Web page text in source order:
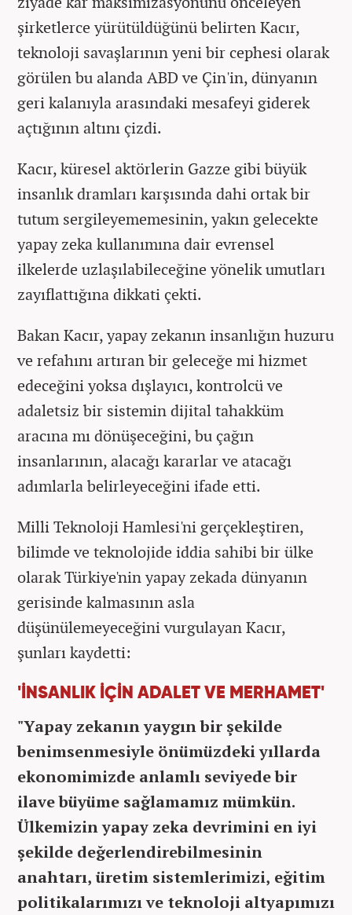
şirketlerce yürütüldüğünü belirten Kacır,
teknoloji savaşlarının yeni bir cephesi olarak
görülen bu alanda ABD ve Çin'in, dünyanın
geri kalanıyla arasındaki mesafeyi giderek
açtığının altını çizdi.
Kacır, küresel aktörlerin Gazze gibi büyük
insanlık dramları karşısında dahi ortak bir
tutum sergileyememesinin, yakın gelecekte
yapay zeka kullanımına dair evrensel
ilkelerde uzlaşılabileceğine yönelik umutları
zayıflattığına dikkati çekti.
Bakan Kacır, yapay zekanın insanlığın huzuru
ve refahını artıran bir geleceğe mi hizmet
edeceğini yoksa dışlayıcı, kontrolcü ve
adaletsiz bir sistemin dijital tahakküm
aracına mı dönüşeceğini, bu çağın
insanlarının, alacağı kararlar ve atacağı
adımlarla belirleyeceğini ifade etti.
Milli Teknoloji Hamlesi'ni gerçekleştiren,
bilimde ve teknolojide iddia sahibi bir ülke
olarak Türkiye'nin yapay zekada dünyanın
gerisinde kalmasının asla
düşünülemeyeceğini vurgulayan Kacır,
şunları kaydetti:
'İNSANLIK İÇİN ADALET VE MERHAMET'
"Yapay zekanın yaygın bir şekilde
benimsenmesiyle önümüzdeki yıllarda
ekonomimizde anlamlı seviyede bir
ilave büyüme sağlamamız mümkün.
Ülkemizin yapay zeka devrimini en iyi
şekilde değerlendirebilmesinin
anahtarı, üretim sistemlerimizi, eğitim
politikalarımızı ve teknoloji altyapımızı